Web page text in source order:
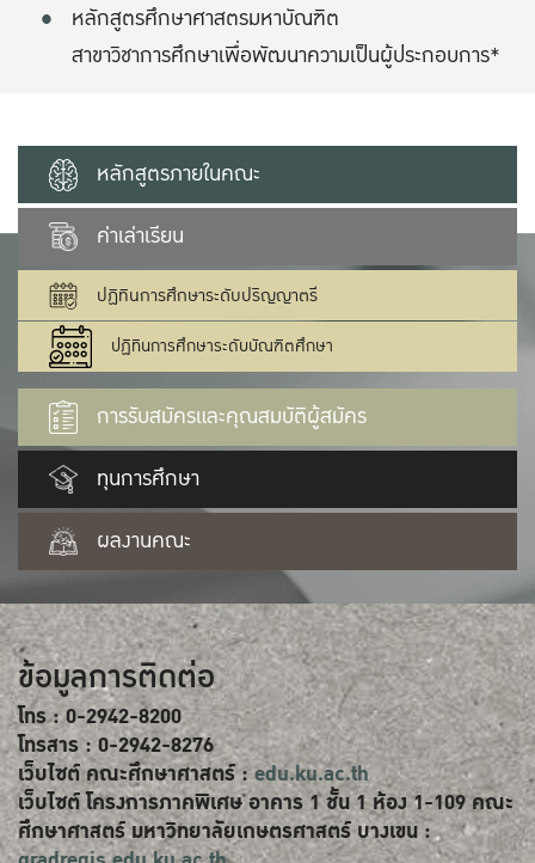
หลักสูตรศึกษาศาสตรมหาบัณฑิต
สาขาวิชาการศึกษาเพื่อพัฒนาความเป็นผู้ประกอบการ*
หลักสูตรภายในคณะ
ค่าเล่าเรียน
ปฏิทินการศึกษาระดับปริญญาตรี
ปฏิทินการศึกษาระดับบัณฑิตศึกษา
การรับสมัครและคุณสมบัติผู้สมัคร
ทุนการศึกษา
ผลงานคณะ
ข้อมูลการติดต่อ
โทร : 0-2942-8200
โทรสาร : 0-2942-8276
เว็บไซต์ คณะศึกษาศาสตร์ :edu.ku.ac.th
เว็บไซต์ โครงการภาคพิเศษ อาคาร 1 ชั้น 1 ห้อง 1-109 คณะ
ศึกษาศาสตร์ มหาวิทยาลัยเกษตรศาสตร์ บางเขน :